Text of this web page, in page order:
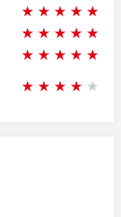
★ ★ ★ ★ ★
★ ★ ★ ★ ★
★ ★ ★ ★ ★
★ ★ ★ ★ ★